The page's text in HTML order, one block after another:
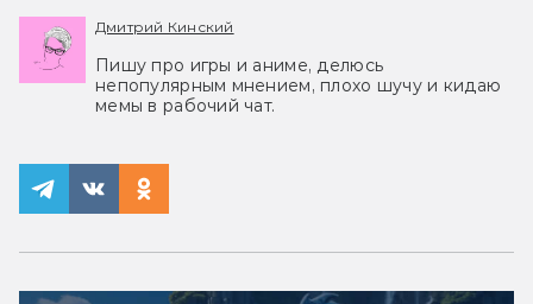
Дмитрий Кинский
Пишу про игры и аниме, делюсь
непопулярным мнением, плохо шучу и кидаю
мемы в рабочий чат.